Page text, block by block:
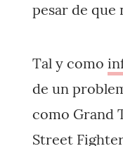
pesar de que
Tal y como
de un
como Grand
Street